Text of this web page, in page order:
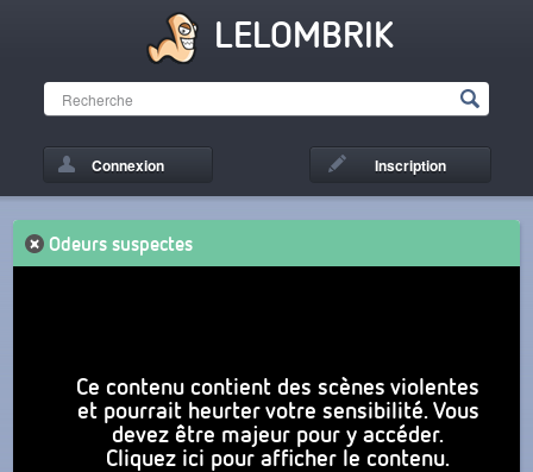
LELOMBRIK
Connexion Inscription
Odeurs suspectes
Ce contenu contient des scènes violentes
et pourrait heurter votre sensibilité. Vous
devez être majeur pour y accéder.
Cliquez ici pour afficher le contenu.